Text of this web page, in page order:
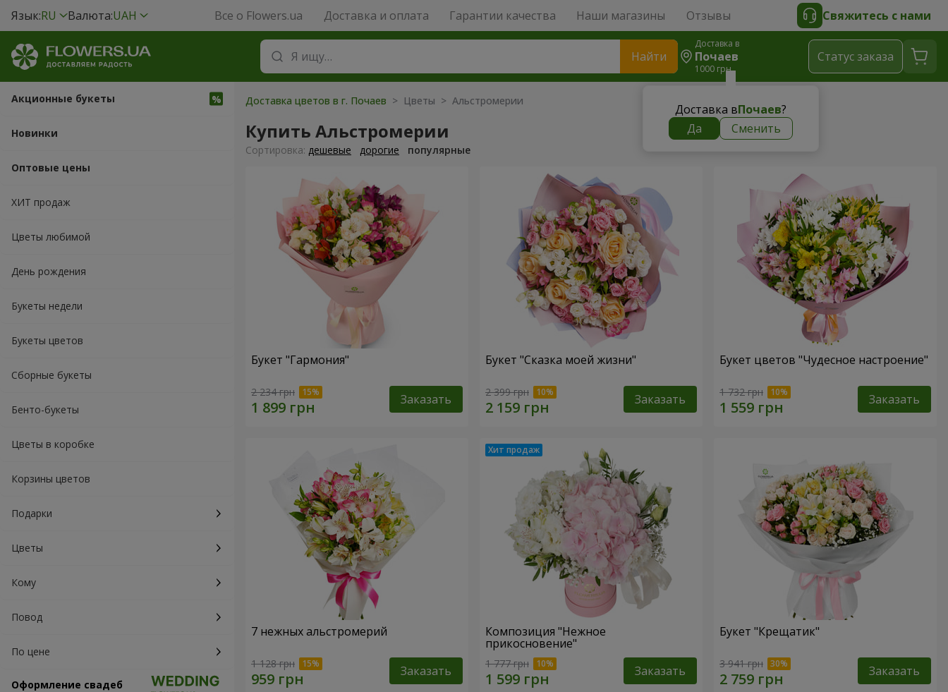
Язык:RU Валюта:UAH Все о Flowers.ua Доставка и оплата Гарантии качества Наши магазины Отзывы Свяжитесь с нами
Найти
Доставка в
Почаев
1000 грн
Доставка вПочаев?
Да
Сменить
Cтатус заказа
Акционные букеты
Новинки
Оптовые цены
ХИТ продаж
Цветы любимой
День рождения
Букеты недели
Букеты цветов
Сборные букеты
Бенто-букеты
Цветы в коробке
Корзины цветов
Подарки
Цветы
Кому
Повод
По цене
Оформление свадеб
Доставка цветов в г. Почаев > Цветы > Альстромерии
Купить Альстромерии
Cортировка: дешевые дорогие популярные
Букет "Гармония"
2 234 грн Заказать
Букет "Сказка моей жизни"
2 399 грн Заказать
Букет цветов "Чудесное настроение"
1 732 грн Заказать
7 нежных альстромерий
1 128 грн Заказать
Композиция "Нежное
прикосновение"
1 777 грн Заказать
Букет "Крещатик"
3 941 грн Заказать